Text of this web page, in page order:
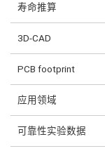
寿命推算
3D-CAD
PCB footprint
应用领域
可靠性实验数据